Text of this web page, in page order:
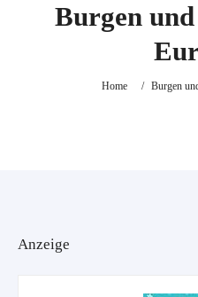
Burgen
Home / Burgen
Anzeige